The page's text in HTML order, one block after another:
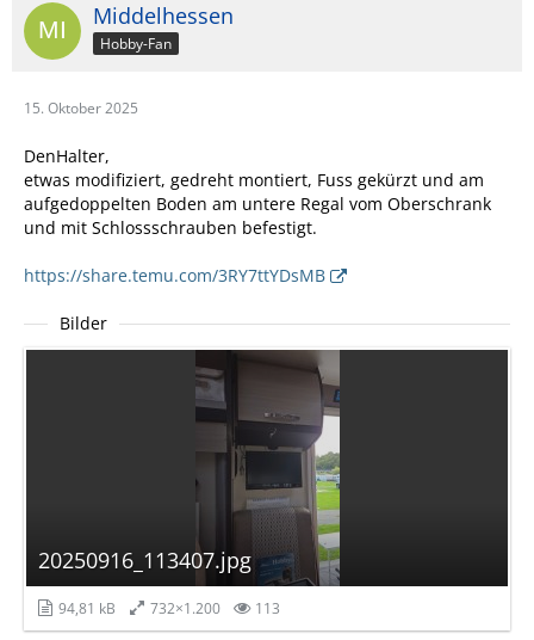
Middelhessen
Hobby-Fan
15. Oktober 2025
DenHalter,
etwas modifiziert, gedreht montiert, Fuss gekürzt und am
aufgedoppelten Boden am untere Regal vom Oberschrank
und mit Schlossschrauben befestigt.
https://share.temu.com/3RY7ttYDsMB
Bilder
20250916_113407.jpg
94,81 kB 732×1.200 113